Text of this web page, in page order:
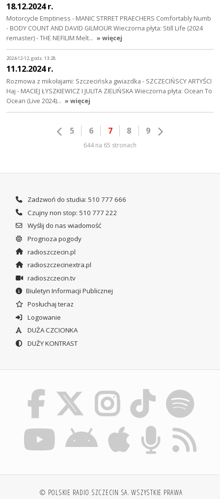
18.12.2024 r.
Motorcycle Emptiness - MANIC STRRET PRAECHERS Comfortably Numb
- BODY COUNT AND DAVID GILMOUR Wieczorna płyta: Still Life (2024
remaster) - THE NEFILIM Melt… » więcej
2024-12-12, godz. 13:28
11.12.2024 r.
Rozmowa z mikołajami: Szczecińska gwiazdka - SZCZECIŃSCY ARTYŚCI
Haj - MACIEJ ŁYSZKIEWICZ I JULITA ZIELIŃSKA Wieczorna płyta: Ocean To
Ocean (Live 2024)… » więcej
5 6 7 8 9
644 na 65 stronach
Zadzwoń do studia: 510 777 666
Czujny non stop: 510 777 222
Wyślij do nas wiadomość
Prognoza pogody
radioszczecin.pl
radioszczecinextra.pl
radioszczecin.tv
Biuletyn Informacji Publicznej
Posłuchaj teraz
Logowanie
DUŻA CZCIONKA
DUŻY KONTRAST
© POLSKIE RADIO SZCZECIN SA. WSZYSTKIE PRAWA